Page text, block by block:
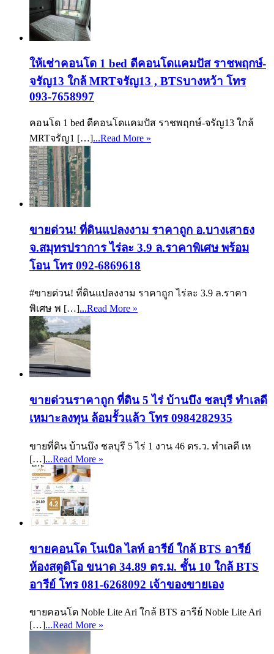
ให้เช่าคอนโด 1 bed ดีคอนโดแคมปัส ราชพฤกษ์-
จรัญ13 ใกล้ MRTจรัญ13 , BTSบางหว้า โทร
093-7658997
คอนโด 1 bed ดีคอนโดแคมปัส ราชพฤกษ์-จรัญ13 ใกล้
MRTจรัญ1 […]...Read More »
ขายด่วน! ที่ดินแปลงงาม ราคาถูก อ.บางเสาธง
จ.สมุทรปราการ ไร่ละ 3.9 ล.ราคาพิเศษ พร้อม
โอน โทร 092-6869618
#ขายด่วน! ที่ดินแปลงงาม ราคาถูก ไร่ละ 3.9 ล.ราคา
พิเศษ พ […]...Read More »
ขายด่วนราคาถูก ที่ดิน 5 ไร่ บ้านบึง ชลบุรี ทำเลดี
เหมาะลงทุน ล้อมรั้วแล้ว โทร 0984282935
ขายที่ดิน บ้านบึง ชลบุรี 5 ไร่ 1 งาน 46 ตร.ว. ทำเลดี เห
[…]...Read More »
ขายคอนโด โนเบิล ไลท์ อารีย์ ใกล้ BTS อารีย์
ห้องสตูดิโอ ขนาด 34.89 ตร.ม. ชั้น 10 ใกล้ BTS
อารีย์ โทร 081-6268092 เจ้าของขายเอง
ขายคอนโด Noble Lite Ari ใกล้ BTS อารีย์ Noble Lite Ari
[…]...Read More »